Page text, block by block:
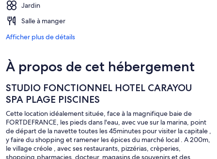
Jardin
Salle à manger
Afficher plus de détails
À propos de cet hébergement
STUDIO FONCTIONNEL HOTEL CARAYOU
SPA PLAGE PISCINES
Cette location idéalement située, face à la magnifique baie de
FORTDEFRANCE, les pieds dans l'eau, avec vue sur la marina, point
de départ de la navette toutes les 45minutes pour visiter la capitale ,
y faire du shopping et ramener les épices du marché local . A 200m,
le village créole , avec ses restaurants, pizzérias, crèperies,
shopping,pharmacies, docteur, magasins de souvenirs et des